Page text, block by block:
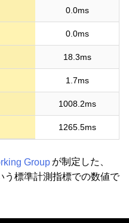
0.0ms
0.0ms
18.3ms
1.7ms
1008.2ms
1265.5ms
Group が制定した、
う標準計測指標での数値で